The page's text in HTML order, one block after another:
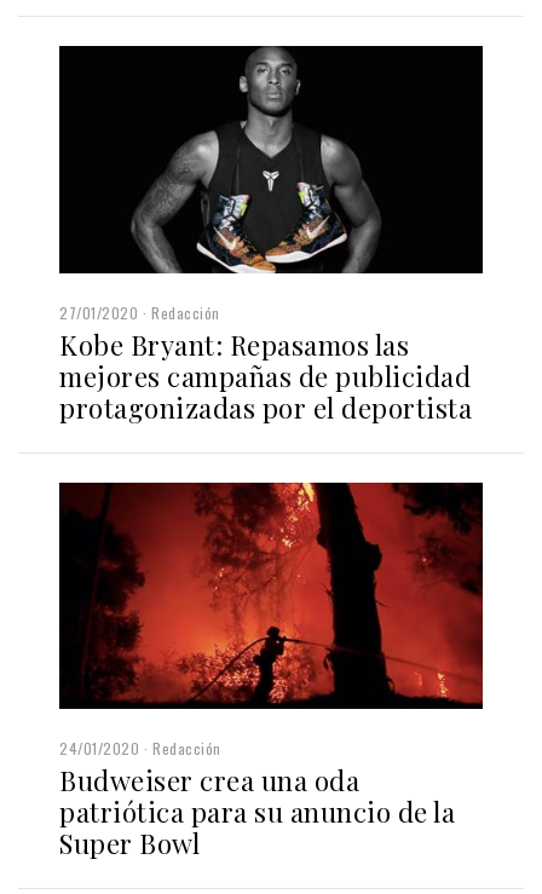
27/01/2020 Redacción
Kobe Bryant: Repasamos las
mejores campañas de publicidad
protagonizadas por el deportista
24/01/2020 Redacción
Budweiser crea una oda
patriótica para su anuncio de la
Super Bowl